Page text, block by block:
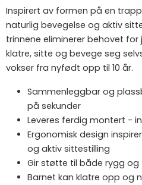
Inspirert av formen på en
naturlig bevegelse og aktiv
trinnene eliminerer behovet
klatre, sitte og bevege seg
vokser fra nyfødt opp til 10 år.
Sammenleggbar og
på sekunder
Leveres ferdig montert -
Ergonomisk design
og aktiv sittestilling
Gir støtte til både rygg og
Barnet kan klatre opp og